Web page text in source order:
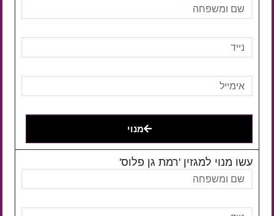
מנוי
עשו מנוי למגזין 'רמת גן פלוס'